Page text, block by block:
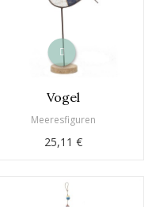
Vogel
Meeresfiguren
25,11 €